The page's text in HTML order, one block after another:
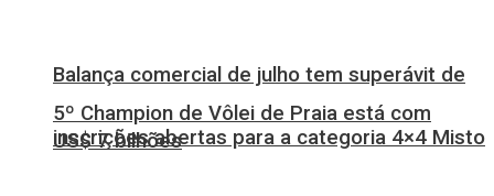
Balança comercial de julho tem superávit de
US$ 7 bilhões
5º Champion de Vôlei de Praia está com
inscrições abertas para a categoria 4×4 Misto